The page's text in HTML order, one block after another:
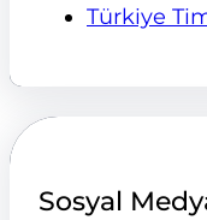
Türkiye
Sosyal